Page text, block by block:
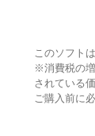
このソフト
※消費税の
されている
ご購入前に